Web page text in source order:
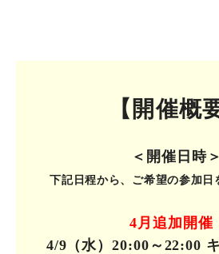
【開催概
＜開催日時＞
下記日程から、ご希望の参加日
4月追加開催
4/9（水）20:00 ～22:00